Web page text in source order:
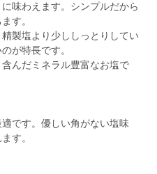
味わえます。シンプルだから
す。
製塩より少ししっとりしてい
が特長です。
んだミネラル豊富なお塩で
です。優しい角がない塩味
す。